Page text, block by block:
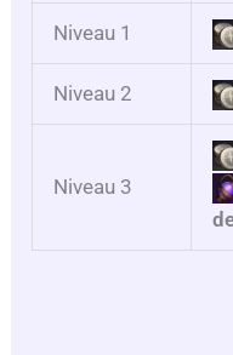
Niveau 1
Niveau 2
Niveau 3